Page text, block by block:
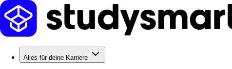
Alles für deine Karriere